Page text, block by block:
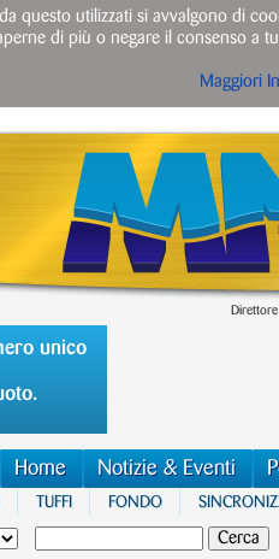
unico
Home Notizie & Eventi
TUFFI FONDO
questo utilizzati si avvalgono di
di più o negare il consenso a
Maggiori